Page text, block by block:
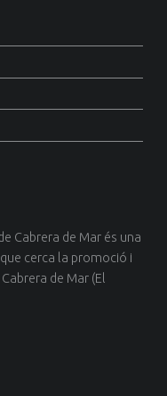
Cabrera de Mar és una
cerca la promoció i
de Mar (El